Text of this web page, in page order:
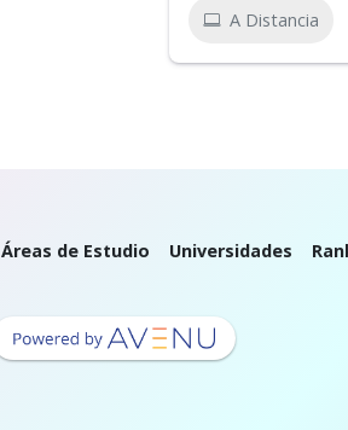
A Distancia
Áreas de Estudio Universidades